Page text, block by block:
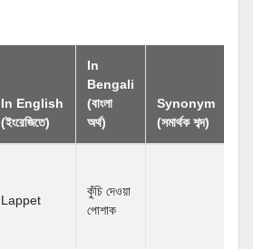
In English
(ইংরেজিতে)
In
Bengali
(বাংলা
অর্থ)
Synonym
(সমার্থক শব্দ)
Lappet
কুঁচি দেওয়া
পোশাক